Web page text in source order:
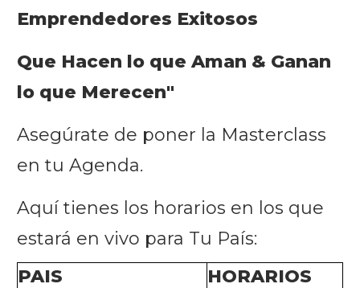
Emprendedores Exitosos
Que Hacen lo que Aman & Ganan
lo que Merecen"
Asegúrate de poner la Masterclass
en tu Agenda.
Aquí tienes los horarios en los que
estará en vivo para Tu País:
PAIS
HORARIOS